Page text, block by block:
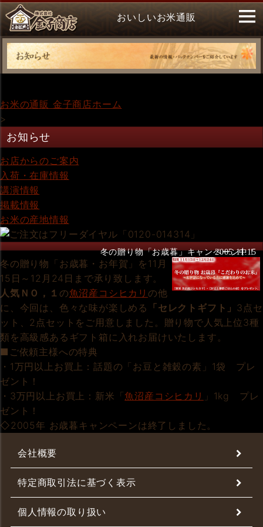
おいしいお米通販
お米の通販 金子商店ホーム
>
お知らせ
お店からのご案内
入荷・在庫情報
講演情報
掲載情報
お米の産地情報
冬の贈り物「お歳暮」キャンペーン中！
2005.11.15
冬の贈り物「お歳暮・お年賀」を11月
15日～12月24日まで承り致します。
人気ＮＯ，１ の魚沼産コシヒカリ の他
に、今回は、色々な味が楽しめる 「セレクトギフト」 3点セ
ット、2点セットをご用意しました。贈り物で人気上位3種
類を高級感あるギフト箱に入れお届けいたします。
■ご依頼主様への特典
・1万円以上お買上：話題の「お豆と雑穀の素」1袋 プレ
ゼント！
・3万円以上お買上：新米「魚沼産コシヒカリ 」1kg プレ
ゼント！
◇2005年 お歳暮キャンペーンは終了しました。
会社概要
特定商取引法に基づく表示
個人情報の取り扱い